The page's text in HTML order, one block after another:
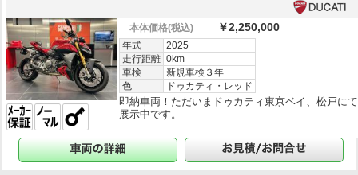
本体価格(税込) ￥2,250,000
年式
2025
走行距離 0km
車検
新規車検３年
色
ドゥカティ・レッド
即納車両！ただいまドゥカティ東京ベイ、松戸にて
展示中です。